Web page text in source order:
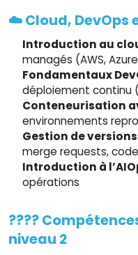
☁️ Cloud, DevOps
Introduction au
managés (AWS,
Fondamentaux
déploiement continu
Conteneurisation
environnements
Gestion de versions
merge requests,
Introduction à
opérations
????
niveau 2